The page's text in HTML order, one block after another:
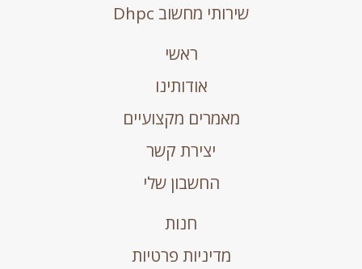
שירותי מחשוב Dhpc
ראשי
אודותינו
מאמרים מקצועיים
יצירת קשר
החשבון שלי
חנות
מדיניות פרטיות